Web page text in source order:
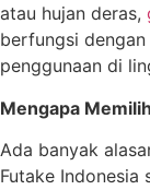
atau hujan deras,
berfungsi
penggunaan di
Mengapa
Ada banyak
Futake Indonesia